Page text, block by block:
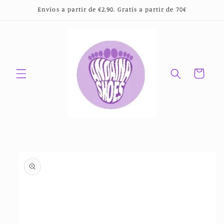
directamenteEnvíos a partir de €2.90. Gratis a partir de 70€
Carrito
información